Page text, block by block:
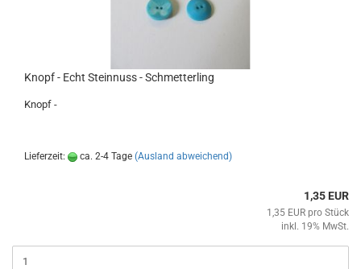
Knopf - Echt Steinnuss - Schmetterling
Knopf -
Lieferzeit: ca. 2-4 Tage (Ausland abweichend)
1,35 EUR
1,35 EUR pro Stück
inkl. 19% MwSt.